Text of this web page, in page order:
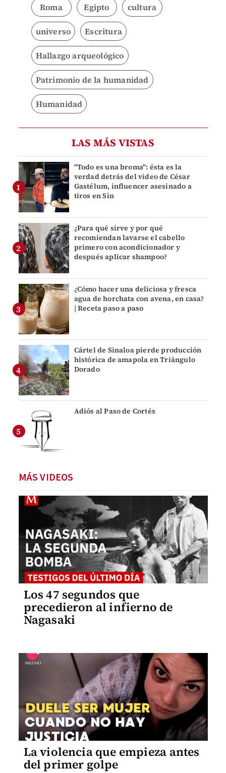
Roma Egipto cultura
universo Escritura
Hallazgo arqueológico
Patrimonio de la humanidad
Humanidad
LAS MÁS VISTAS
"Todo es una broma": ésta es la
verdad detrás del video de César
Gastélum, influencer asesinado a
tiros en Sin
¿Para qué sirve y por qué
recomiendan lavarse el cabello
primero con acondicionador y
después aplicar shampoo?
¿Cómo hacer una deliciosa y fresca
agua de horchata con avena, en casa?
| Receta paso a paso
Cártel de Sinaloa pierde producción
histórica de amapola en Triángulo
Dorado
Adiós al Paso de Cortés
MÁS VIDEOS
Los 47 segundos que
precedieron al infierno de
Nagasaki
La violencia que empieza antes
del primer golpe